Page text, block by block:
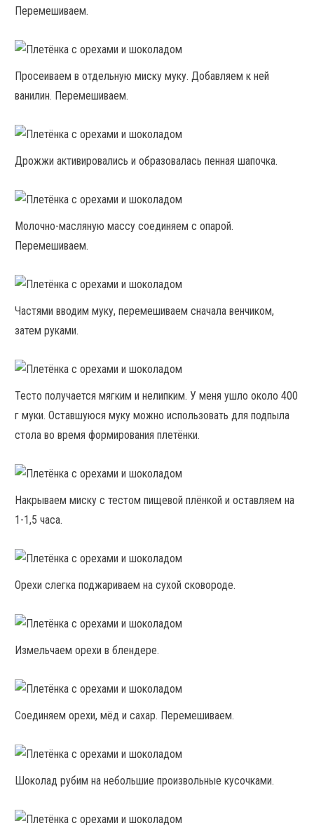
Перемешиваем.
Просеиваем в отдельную миску муку. Добавляем к ней
ванилин. Перемешиваем.
Дрожжи активировались и образовалась пенная шапочка.
Молочно-масляную массу соединяем с опарой.
Перемешиваем.
Частями вводим муку, перемешиваем сначала венчиком,
затем руками.
Тесто получается мягким и нелипким. У меня ушло около 400
г муки. Оставшуюся муку можно использовать для подпыла
стола во время формирования плетёнки.
Накрываем миску с тестом пищевой плёнкой и оставляем на
1-1,5 часа.
Орехи слегка поджариваем на сухой сковороде.
Измельчаем орехи в блендере.
Соединяем орехи, мёд и сахар. Перемешиваем.
Шоколад рубим на небольшие произвольные кусочками.